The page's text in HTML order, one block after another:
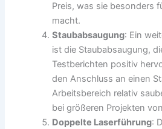
Preis, was sie besonders
macht.
Staubabsaugung: Ein
ist die Staubabsaugung,
Testberichten positiv
den Anschluss an einen
Arbeitsbereich relativ
bei größeren Projekten
Doppelte Laserführung: